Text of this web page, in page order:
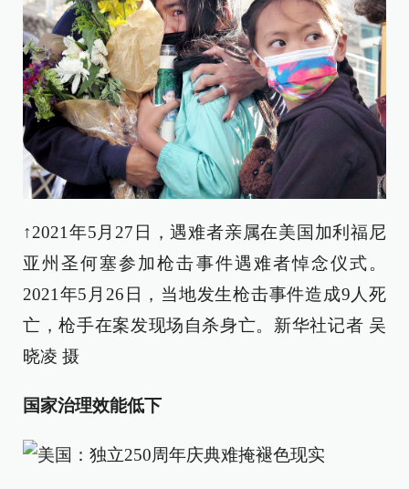
↑2021年5月27日，遇难者亲属在美国加利福尼
亚州圣何塞参加枪击事件遇难者悼念仪式。
2021年5月26日，当地发生枪击事件造成9人死
亡，枪手在案发现场自杀身亡。新华社记者 吴
晓凌 摄
国家治理效能低下